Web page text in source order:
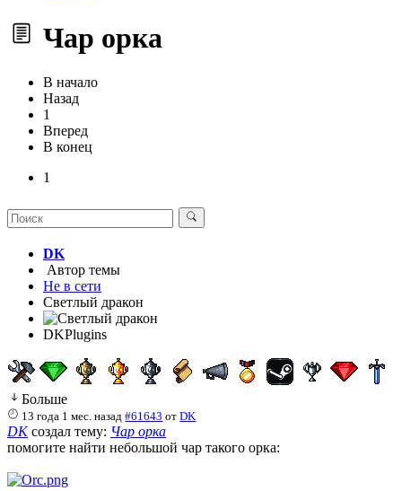
Чар орка
В начало
Назад
1
Вперед
В конец
1
DK
Автор темы
Не в сети
Светлый дракон
DKPlugins
Больше
13 года 1 мес. назад #61643 отDK
DKсоздал тему: Чар орка
помогите найти небольшой чар такого орка: